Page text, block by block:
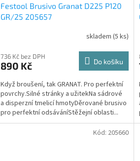
Festool Brusivo Granat D225 P120
GR/25 205657
skladem (5 ks)
736 Kč bez DPH
890 Kč Do košíku
Když broušení, tak GRANAT. Pro perfektní
povrchy.Silné stránky a užitekNa sádrové
a disperzní tmelicí hmotyDěrované brusivo
pro perfektní odsáváníStěžejní oblasti...
Kód: 205660